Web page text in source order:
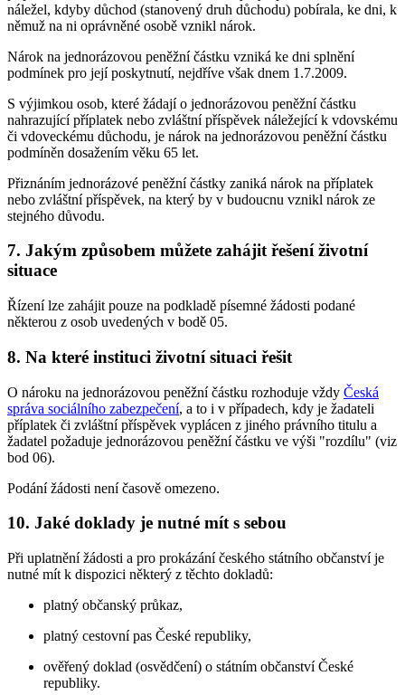
náležel, kdyby důchod (stanovený druh důchodu) pobírala, ke dni, k
němuž na ni oprávněné osobě vznikl nárok.
Nárok na jednorázovou peněžní částku vzniká ke dni splnění
podmínek pro její poskytnutí, nejdříve však dnem 1.7.2009.
S výjimkou osob, které žádají o jednorázovou peněžní částku
nahrazující příplatek nebo zvláštní příspěvek náležející k vdovskému
či vdoveckému důchodu, je nárok na jednorázovou peněžní částku
podmíněn dosažením věku 65 let.
Přiznáním jednorázové peněžní částky zaniká nárok na příplatek
nebo zvláštní příspěvek, na který by v budoucnu vznikl nárok ze
stejného důvodu.
7. Jakým způsobem můžete zahájit řešení životní
situace
Řízení lze zahájit pouze na podkladě písemné žádosti podané
některou z osob uvedených v bodě 05.
8. Na které instituci životní situaci řešit
O nároku na jednorázovou peněžní částku rozhoduje vždy Česká
správa sociálního zabezpečení, a to i v případech, kdy je žadateli
příplatek či zvláštní příspěvek vyplácen z jiného právního titulu a
žadatel požaduje jednorázovou peněžní částku ve výši "rozdílu" (viz
bod 06).
Podání žádosti není časově omezeno.
10. Jaké doklady je nutné mít s sebou
Při uplatnění žádosti a pro prokázání českého státního občanství je
nutné mít k dispozici některý z těchto dokladů:
platný občanský průkaz,
platný cestovní pas České republiky,
ověřený doklad (osvědčení) o státním občanství České
republiky.